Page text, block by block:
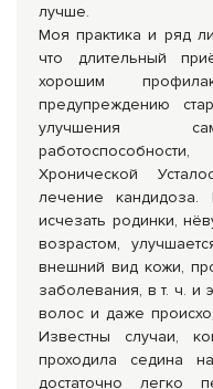
лучше.
Моя практика и ряд
что длительный
хорошим
предупреждению
улучшения
Хронической
лечение кандидоза.
исчезать родинки,
возрастом,
внешний вид кожи,
заболевания, в т. ч. и
волос и даже
Известны случаи,
проходила седина
достаточно легко